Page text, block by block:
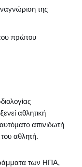
της
πρώτου
αθλητική
απινιδωτή
αθλητή.
των ΗΠΑ,